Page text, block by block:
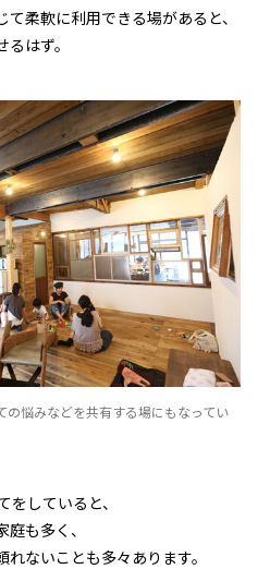
柔軟に利用できる場があると、
はず。
の悩みなどを共有する場にもなってい
していると、
も多く、
ないことも多々あります。